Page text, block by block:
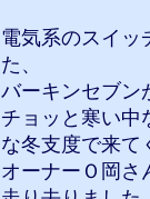
電気系のスイッ
た、
バーキンセブン
チョッと寒い中
な冬支度で来て
オーナーＯ岡さ